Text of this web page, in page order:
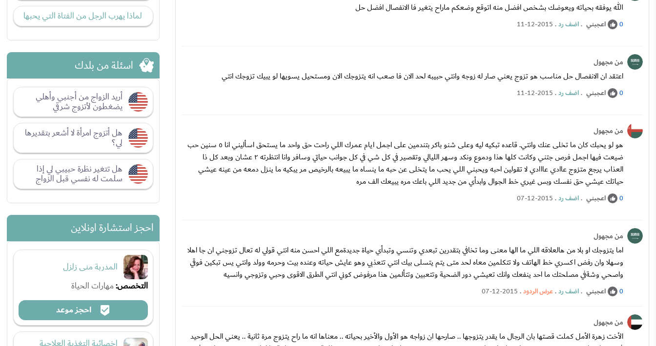
الله يوفقه بحياته ويعوضك بشخص افضل منه اتوقع وضعكم ماراح يتغير فا الانفصال افضل حل
0 اعجبني .اضف رد.
11-12-2015
من مجهول
اعتقد ان الانفصال حل مناسب هو تزوج يعني صار له زوجه وانتي حبيبه لحد الان فا صعب انه يتزوجك الان ومستحيل يسويها لو يبيك تزوجك انتي
0 اعجبني .اضف رد.
11-12-2015
من مجهول
هو لو يحبك كان ما تخلى عنك وانتي. قاعده تبكيه ليه وعلى شنو باكر بتندمين على اجمل ايام عمرك اللي راحت حق واحد ما يستحق اسأليني انا ٥ سنين حب
ضيعت فيها اجمل فرص جتني وكانت كلها هذا ودموع ونكد وسهر الليالي وتقصير في كل شي في كل جوانب حياتي وسافر وانا انتظرته ٢ عشان وبعد كل ذا
العذاب يرجع متزوج عاادي عااادي لا تقولين احبه ويحبني اللي يحب ما يتخلى عن حبه ما ينساه ما يبيعه بالرخيص مر يبكيه ما ينزل دمعه من عينه عيشي
حياتك عيشي حق نفسك وبس غيري خط الجوال وابدأي من جديد اللي باعك مره يبيعك الف مره
0 اعجبني .اضف رد.
07-12-2015
من مجهول
اما يتزوجك او بلا من هالعلاقه اللي ما الها معنى وما تخافي بتقدرين تبعدي وتنسي وتبدأي حياة جديدةمع اللي احسن منه انتي قولي له تعال تزوجني ان جا اهلا
وسهلا وان رفض اكسري خط الهاتف ولا تتكلمين معاه لحد متى يتم يتسلى بيك انتي تتعذبي وهو عايش حياته وعنده بيت وحرمه وولد وانتي يس تبكين فوقي
واصحي وشةفي مصلحتك ما احد ينفعك وانك تعيشي دور الضحية وتتعبين وتتألمين هذا مرفوض كوني انتي الطرق الاقوى وحبي وتزوجي وانسيه
0 اعجبني .اضف رد.عرض الردود.
07-12-2015
من مجهول
الأخت زهرة الأمل كملت قصتها بان الرجال ما يقدر يتزوجها .. صارحها ان زواجه هو الأول والأخير بحياته .. معناها انه ما راح يتزوج مرة ثانية .. يعني الحل الوحيد
لماذا يهرب الرجل من الفتاة التي يحبها
اسئلة من بلدك
أريد الزواج من أجنبي وأهلي
يضغطون لأتزوج شرقي
هل أتزوج امرأة لا أشعر بتقديرها
لي؟
هل تتغير نظرة حبيبي لي إذا
سلمت له نفسي قبل الزواج
احجز استشارة اونلاين
المدربة منى زلزل
التخصص:مهارات الحياة
احجز موعد
اخصائية التغذية العلاجية